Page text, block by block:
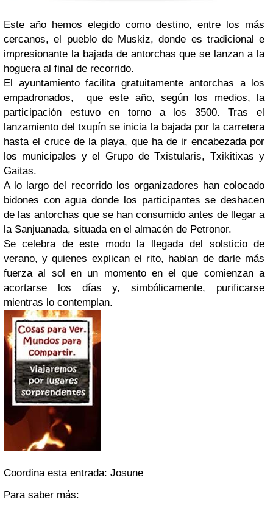
Este año hemos elegido como destino, entre los más
cercanos, el pueblo de Muskiz, donde es tradicional e
impresionante la bajada de antorchas que se lanzan a la
hoguera al final de recorrido.
El ayuntamiento facilita gratuitamente antorchas a los
empadronados, que este año, según los medios, la
participación estuvo en torno a los 3500. Tras el
lanzamiento del txupín se inicia la bajada por la carretera
hasta el cruce de la playa, que ha de ir encabezada por
los municipales y el Grupo de Txistularis, Txikitixas y
Gaitas.
A lo largo del recorrido los organizadores han colocado
bidones con agua donde los participantes se deshacen
de las antorchas que se han consumido antes de llegar a
la Sanjuanada, situada en el almacén de Petronor.
Se celebra de este modo la llegada del solsticio de
verano, y quienes explican el rito, hablan de darle más
fuerza al sol en un momento en el que comienzan a
acortarse los días y, simbólicamente, purificarse
mientras lo contemplan.
Coordina esta entrada: Josune
Para saber más: